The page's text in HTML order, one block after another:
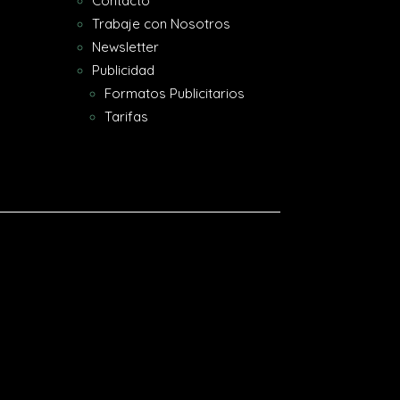
Trabaje con Nosotros
Newsletter
Publicidad
Formatos Publicitarios
Tarifas